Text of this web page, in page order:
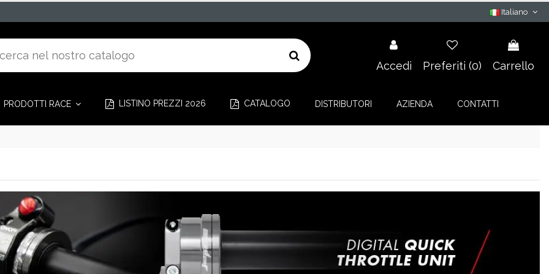
Italiano
Accedi Preferiti (0) Carrello
PRODOTTI RACE LISTINO PREZZI 2026 CATALOGO DISTRIBUTORI AZIENDA CONTATTI